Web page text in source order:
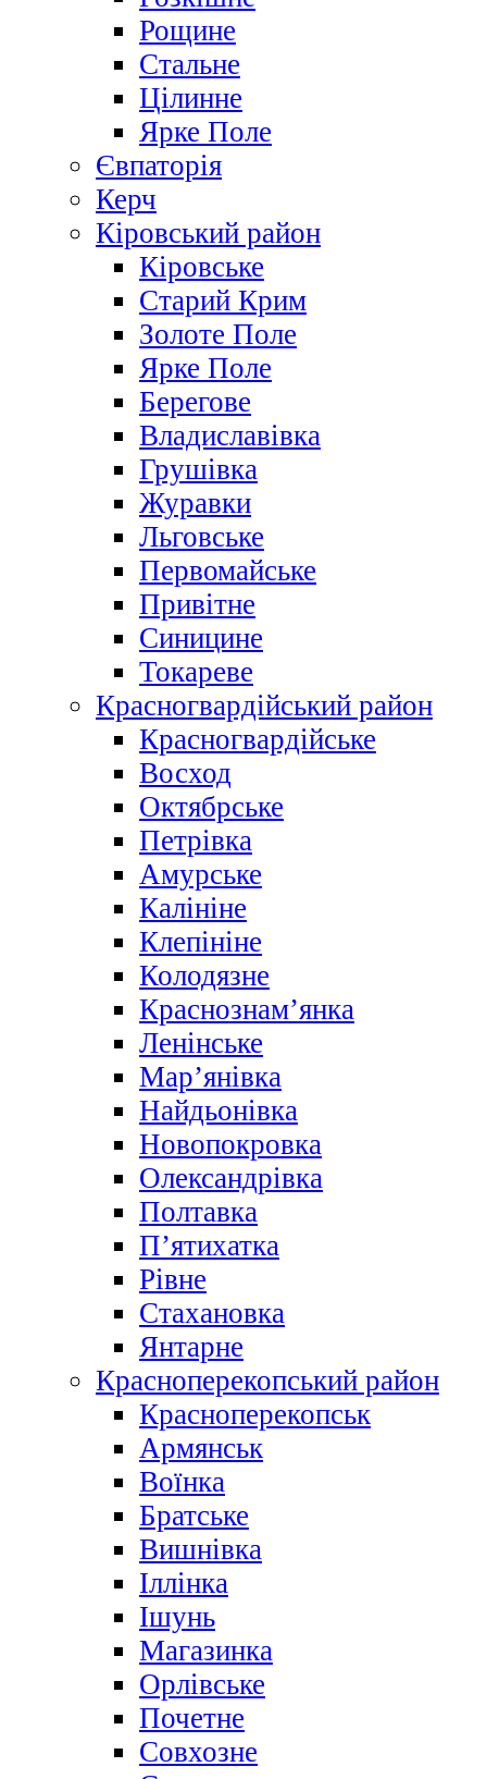
Рощине
Стальне
Цілинне
Ярке Поле
Євпаторія
Керч
Кіровський район
Кіровське
Старий Крим
Золоте Поле
Ярке Поле
Берегове
Владиславівка
Грушівка
Журавки
Льговське
Первомайське
Привітне
Синицине
Токареве
Красногвардійський район
Красногвардійське
Восход
Октябрське
Петрівка
Амурське
Калініне
Клепініне
Колодязне
Краснознам’янка
Ленінське
Мар’янівка
Найдьонівка
Новопокровка
Олександрівка
Полтавка
П’ятихатка
Рівне
Стахановка
Янтарне
Красноперекопський район
Красноперекопськ
Армянськ
Воїнка
Братське
Вишнівка
Іллінка
Ішунь
Магазинка
Орлівське
Почетне
Совхозне